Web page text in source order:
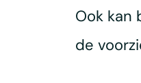
Ook kan
de